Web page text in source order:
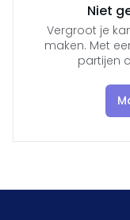
Niet
Vergroot je
maken. Met
partijen